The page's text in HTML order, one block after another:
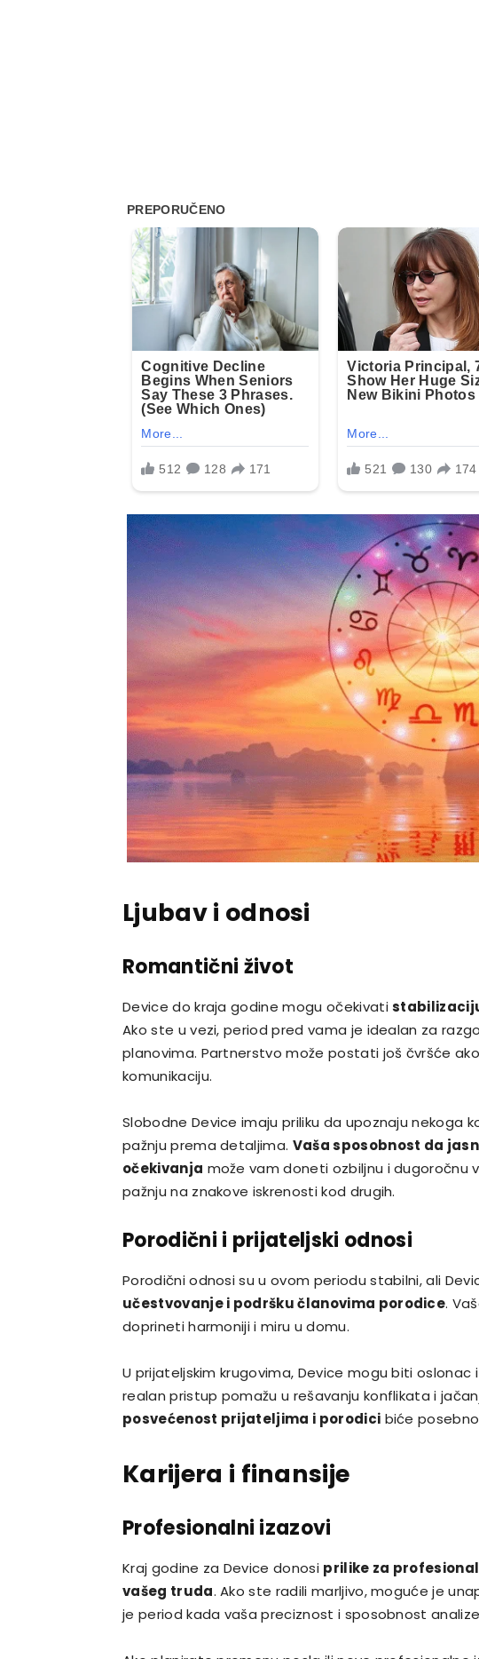
Ljubav i odnosi
Romantični život
Device do kraja godine mogu očekivati
Ako ste u vezi, period pred vama je idealan za
planovima. Partnerstvo može postati još čvršće
komunikaciju.
Slobodne Device imaju priliku da upoznaju nekoga
pažnju prema detaljima. Vaša sposobnost da
očekivanja može vam doneti ozbiljnu i dugoročnu
pažnju na znakove iskrenosti kod drugih.
Porodični i prijateljski odnosi
Porodični odnosi su u ovom periodu stabilni, ali
učestvovanje i podršku članovima porodice.
doprineti harmoniji i miru u domu.
U prijateljskim krugovima, Device mogu biti
realan pristup pomažu u rešavanju konflikata i
posvećenost prijateljima i porodici biće
Karijera i finansije
Profesionalni izazovi
Kraj godine za Device donosi prilike za
vašeg truda. Ako ste radili marljivo, moguće je
je period kada vaša preciznost i sposobnost